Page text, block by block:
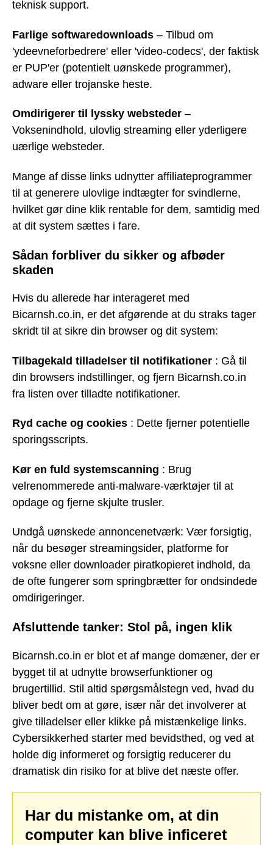
teknisk support.
Farlige softwaredownloads – Tilbud om
'ydeevneforbedrere' eller 'video-codecs', der faktisk
er PUP'er (potentielt uønskede programmer),
adware eller trojanske heste.
Omdirigerer til lyssky websteder –
Voksenindhold, ulovlig streaming eller yderligere
uærlige websteder.
Mange af disse links udnytter affiliateprogrammer
til at generere ulovlige indtægter for svindlerne,
hvilket gør dine klik rentable for dem, samtidig med
at dit system sættes i fare.
Sådan forbliver du sikker og afbøder
skaden
Hvis du allerede har interageret med
Bicarnsh.co.in, er det afgørende at du straks tager
skridt til at sikre din browser og dit system:
Tilbagekald tilladelser til notifikationer : Gå til
din browsers indstillinger, og fjern Bicarnsh.co.in
fra listen over tilladte notifikationer.
Ryd cache og cookies : Dette fjerner potentielle
sporingsscripts.
Kør en fuld systemscanning : Brug
velrenommerede anti-malware-værktøjer til at
opdage og fjerne skjulte trusler.
Undgå uønskede annoncenetværk: Vær forsigtig,
når du besøger streamingsider, platforme for
voksne eller downloader piratkopieret indhold, da
de ofte fungerer som springbrætter for ondsindede
omdirigeringer.
Afsluttende tanker: Stol på, ingen klik
Bicarnsh.co.in er blot et af mange domæner, der er
bygget til at udnytte browserfunktioner og
brugertillid. Stil altid spørgsmålstegn ved, hvad du
bliver bedt om at gøre, især når det involverer at
give tilladelser eller klikke på mistænkelige links.
Cybersikkerhed starter med bevidsthed, og ved at
holde dig informeret og forsigtig reducerer du
dramatisk din risiko for at blive det næste offer.
Har du mistanke om, at din
computer kan blive inficeret